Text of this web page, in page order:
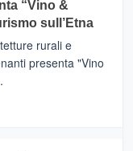
“Vino &
sull’Etna
rurali e
presenta "Vino